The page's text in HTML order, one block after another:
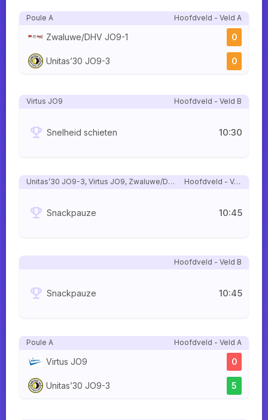
Poule A Hoofdveld - Veld A
Zwaluwe/DHV JO9-1 0
Unitas’30 JO9-3 0
Virtus JO9 Hoofdveld - Veld B
Snelheid schieten 10:30
Unitas’30 JO9-3, Virtus JO9, Zwaluwe/DHV JO9-1 Hoofdveld - Veld A
Snackpauze 10:45
Hoofdveld - Veld B
Snackpauze 10:45
Poule A Hoofdveld - Veld A
Virtus JO9 0
Unitas’30 JO9-3 5